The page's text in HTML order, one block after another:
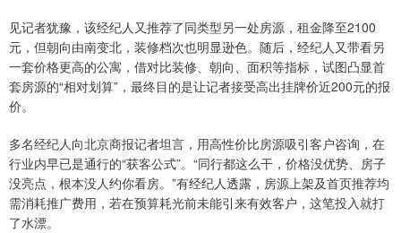
见记者犹豫，该经纪人又推荐了同类型另一处房源，租金降至2100
元，但朝向由南变北，装修档次也明显逊色。随后，经纪人又带看另
一套价格更高的公寓，借对比装修、朝向、面积等指标，试图凸显首
套房源的“相对划算”，最终目的是让记者接受高出挂牌价近200元的报
价。
多名经纪人向北京商报记者坦言，用高性价比房源吸引客户咨询，在
行业内早已是通行的“获客公式”。“同行都这么干，价格没优势、房子
没亮点，根本没人约你看房。”有经纪人透露，房源上架及首页推荐均
需消耗推广费用，若在预算耗光前未能引来有效客户，这笔投入就打
了水漂。